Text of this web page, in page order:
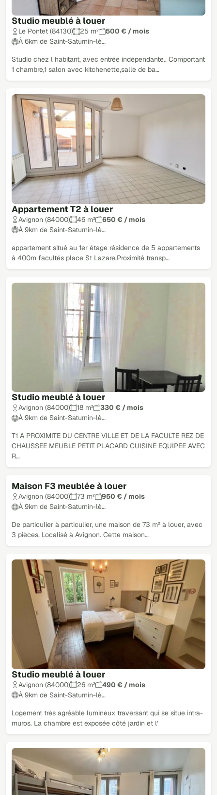
Studio meublé à louer
Le Pontet (84130) 25 m²
500 € / mois
À 6km de Saint-Saturnin-lè…
Studio chez l habitant, avec entrée indépendante.. Comportant
1 chambre,1 salon avec kitchenette,salle de ba…
Appartement T2 à louer
Avignon (84000) 46 m²
650 € / mois
À 9km de Saint-Saturnin-lè…
appartement situé au 1er étage résidence de 5 appartements
à 400m facultés place St Lazare.Proximité transp…
Studio meublé à louer
Avignon (84000) 18 m²
330 € / mois
À 9km de Saint-Saturnin-lè…
T1 A PROXIMITE DU CENTRE VILLE ET DE LA FACULTE REZ DE
CHAUSSEE MEUBLE PETIT PLACARD CUISINE EQUIPEE AVEC
R…
Maison F3 meublée à louer
Avignon (84000) 73 m²
950 € / mois
À 9km de Saint-Saturnin-lè…
De particulier à particulier, une maison de 73 m² à louer, avec
3 pièces. Localisé à Avignon. Cette maison…
Studio meublé à louer
Avignon (84000) 26 m²
490 € / mois
À 9km de Saint-Saturnin-lè…
Logement très agréable lumineux traversant qui se situe intra-
muros. La chambre est exposée côté jardin et l'